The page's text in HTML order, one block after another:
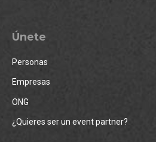
Únete
Personas
Empresas
ONG
¿Quieres ser un event partner?